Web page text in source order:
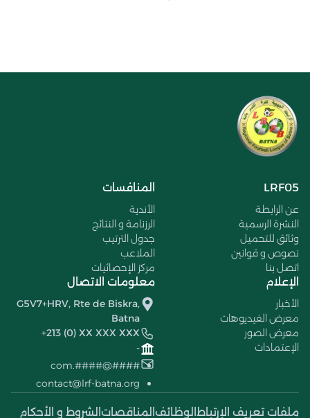
LRF05
عن الرابطة
النشرة الرسمية
وثائق للتحميل
نصوص و قوانين
اتصل بنا
المنافسات
الأندية
الرزنامة و النتائج
جدول الترتيب
الملاعب
مركز الإحصائيات
الإعلام
الأخبار
معرض الفيديوهات
معرض الصور
الإعتمادات
معلومات الاتصال
G5V7+HRV, Rte de Biskra,
Batna
+213 (0) XX XXX XXX
-
####@####.com
contact@lrf-batna.org
ملفات تعريف الإرتباط الوظائف المناقصات الشروط و الأحكام